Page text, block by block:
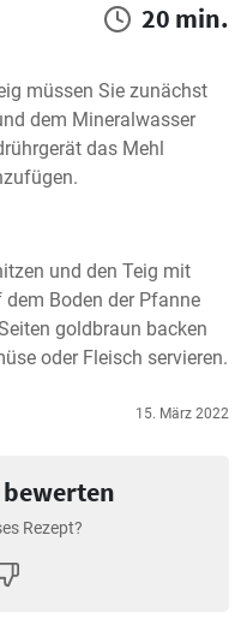
20 min.
müssen Sie zunächst
dem Mineralwasser
das Mehl
und den Teig mit
Boden der Pfanne
goldbraun backen
oder Fleisch servieren.
15. März 2022
bewerten
Rezept?